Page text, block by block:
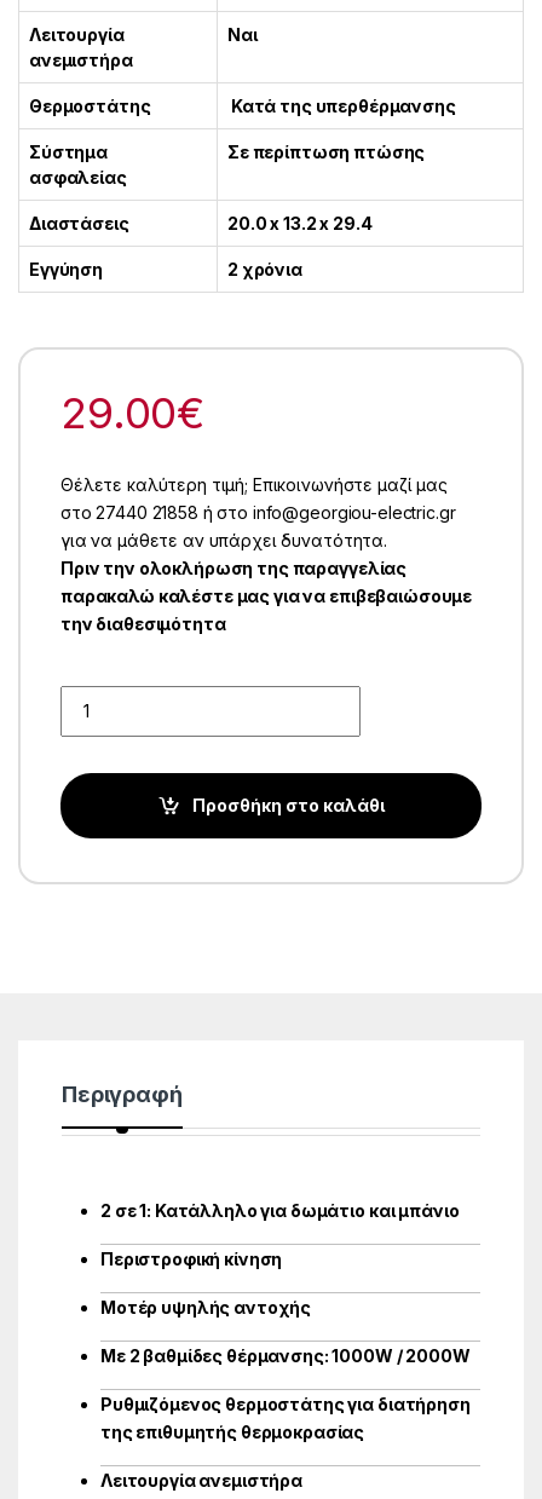
Λειτουργία
ανεμιστήρα
Ναι
Θερμοστάτης Κατά της υπερθέρμανσης
Σύστημα
ασφαλείας
Σε περίπτωση πτώσης
Διαστάσεις 20.0 x 13.2 x 29.4
Εγγύηση 2 χρόνια
29.00€
Θέλετε καλύτερη τιμή; Επικοινωνήστε μαζί μας
στο 27440 21858 ή στο info@georgiou-electric.gr
για να μάθετε αν υπάρχει δυνατότητα.
Πριν την ολοκλήρωση της παραγγελίας
παρακαλώ καλέστε μας για να επιβεβαιώσουμε
την διαθεσιμότητα
Προσθήκη στο καλάθι
Περιγραφή
2 σε 1: Κατάλληλο για δωμάτιο και μπάνιο
Περιστροφική κίνηση
Μοτέρ υψηλής αντοχής
Με 2 βαθμίδες θέρμανσης: 1000W / 2000W
Ρυθμιζόμενος θερμοστάτης για διατήρηση
της επιθυμητής θερμοκρασίας
Λειτουργία ανεμιστήρα